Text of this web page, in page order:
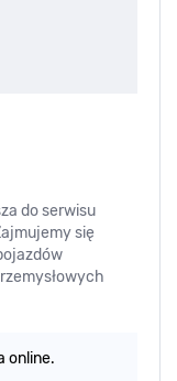
do serwisu
się
online.